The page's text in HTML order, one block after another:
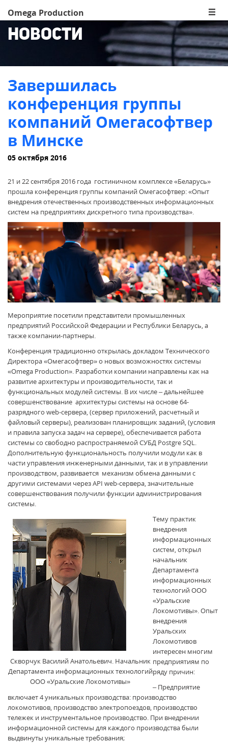
Omega Production
Новости
Завершилась
конференция группы
компаний Омегасофтвер
в Минске
05 октября 2016
21 и 22 сентября 2016 года гостиничном комплексе «Беларусь»
прошла конференция группы компаний Омегасофтвер: «Опыт
внедрения отечественных производственных информационных
систем на предприятиях дискретного типа производства».
Мероприятие посетили представители промышленных
предприятий Российской Федерации и Республики Беларусь, а
также компании-партнеры.
Конференция традиционно открылась докладом Технического
Директора «Омегасофтвер» о новых возможностях системы
«Omega Production». Разработки компании направлены как на
развитие архитектуры и производительности, так и
функциональных модулей системы. В их числе – дальнейшее
совершенствование архитектуры системы на основе 64-
разрядного web-сервера, (сервер приложений, расчетный и
файловый серверы), реализован планировщик заданий, (условия
и правила запуска задач на сервере), обеспечивается работа
системы со свободно распространяемой СУБД Postgre SQL.
Дополнительную функциональность получили модули как в
части управления инженерными данными, так и в управлении
производством, развивается механизм обмена данными с
другими системами через API web-сервера, значительные
совершенствования получили функции администрирования
системы.
Скворчук Василий Анатольевич. Начальник
Департамента информационных технологий
ООО «Уральские Локомотивы»
Тему практик
внедрения
информационных
систем, открыл
начальник
Департамента
информационных
технологий ООО
«Уральские
Локомотивы». Опыт
внедрения
Уральских
Локомотивов
интересен многим
предприятиям по
ряду причин:
– Предприятие
включает 4 уникальных производства: производство
локомотивов, производство электропоездов, производство
тележек и инструментальное производство. При внедрении
информационной системы для каждого производства были
выдвинуты уникальные требования;